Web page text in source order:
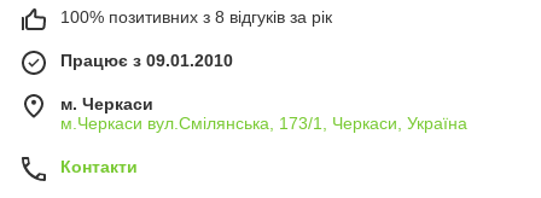
100% позитивних з 8 відгуків за рік
Працює з 09.01.2010
м. Черкаси
м.Черкаси вул.Смілянська, 173/1, Черкаси, Україна
Контакти